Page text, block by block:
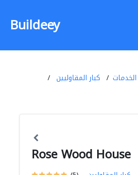
Buildeey
الخدمات
كبار المقاوليين
Rose Wood House